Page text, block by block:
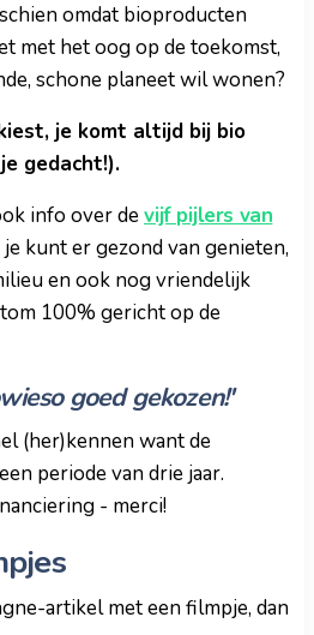
omdat bioproducten
met het oog op de toekomst,
schone planeet wil wonen?
je komt altijd bij bio
gedacht!).
info over devijf pijlers van
kunt er gezond van genieten,
en ook nog vriendelijk
100% gericht op de
goed gekozen!'
(her)kennen want de
periode van drie jaar.
- merci!
artikel met een filmpje, dan